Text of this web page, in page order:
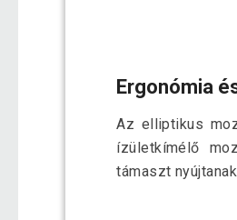
Ergonómia
Az elliptikus
ízületkímélő
támaszt